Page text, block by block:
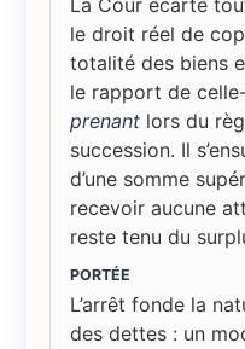
La Cour écarte
le droit réel de
totalité des biens
le rapport de
prenant lors du
succession. Il
d’une somme
recevoir aucune
reste tenu du
PORTÉE
L’arrêt fonde la
des dettes : un